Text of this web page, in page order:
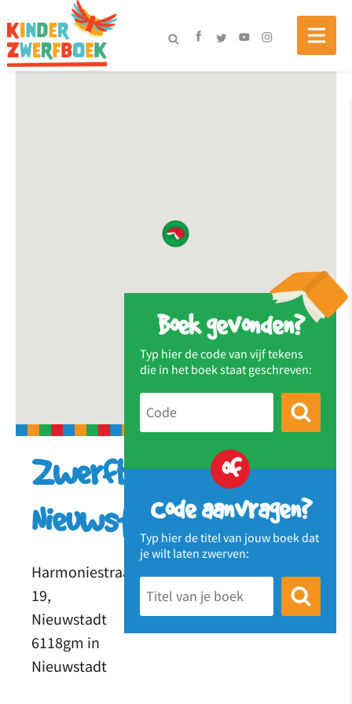
Boek gevonden?
Typ hier de code van vijf tekens
die in het boek staat geschreven:
of
Code aanvragen?
Typ hier de titel van jouw boek dat
je wilt laten zwerven:
Zwerfboekstation
Nieuwstadt
Harmoniestraat
19,
Nieuwstadt
6118gm in
Nieuwstadt